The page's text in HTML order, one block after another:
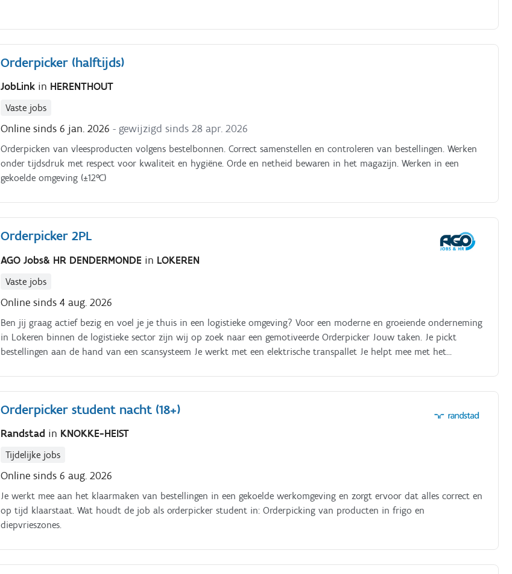
Orderpicker (halftijds)
JobLink in HERENTHOUT
Vaste jobs
Online sinds 6 jan. 2026 - gewijzigd sinds 28 apr. 2026
Orderpicken van vleesproducten volgens bestelbonnen. Correct samenstellen en controleren van bestellingen. Werken
onder tijdsdruk met respect voor kwaliteit en hygiëne. Orde en netheid bewaren in het magazijn. Werken in een
gekoelde omgeving (±12°C)
Orderpicker 2PL
AGO Jobs& HR DENDERMONDE in LOKEREN
Vaste jobs
Online sinds 4 aug. 2026
Ben jij graag actief bezig en voel je je thuis in een logistieke omgeving? Voor een moderne en groeiende onderneming
in Lokeren binnen de logistieke sector zijn wij op zoek naar een gemotiveerde Orderpicker Jouw taken. Je pickt
bestellingen aan de hand van een scansysteem Je werkt met een elektrische transpallet Je helpt mee met het
goederen
Orderpicker student nacht (18+)
Randstad in KNOKKE-HEIST
Tijdelijke jobs
Online sinds 6 aug. 2026
Je werkt mee aan het klaarmaken van bestellingen in een gekoelde werkomgeving en zorgt ervoor dat alles correct en
op tijd klaarstaat. Wat houdt de job als orderpicker student in: Orderpicking van producten in frigo en
diepvrieszones.